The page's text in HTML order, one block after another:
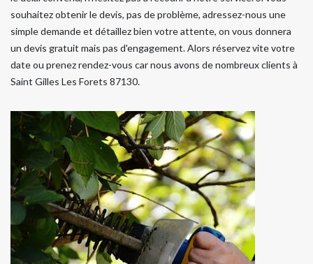
souhaitez obtenir le devis, pas de problème, adressez-nous une
simple demande et détaillez bien votre attente, on vous donnera
un devis gratuit mais pas d'engagement. Alors réservez vite votre
date ou prenez rendez-vous car nous avons de nombreux clients à
Saint Gilles Les Forets 87130.